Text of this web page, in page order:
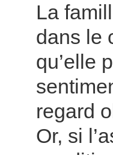
La
dans le
qu’elle
regard
Or, si